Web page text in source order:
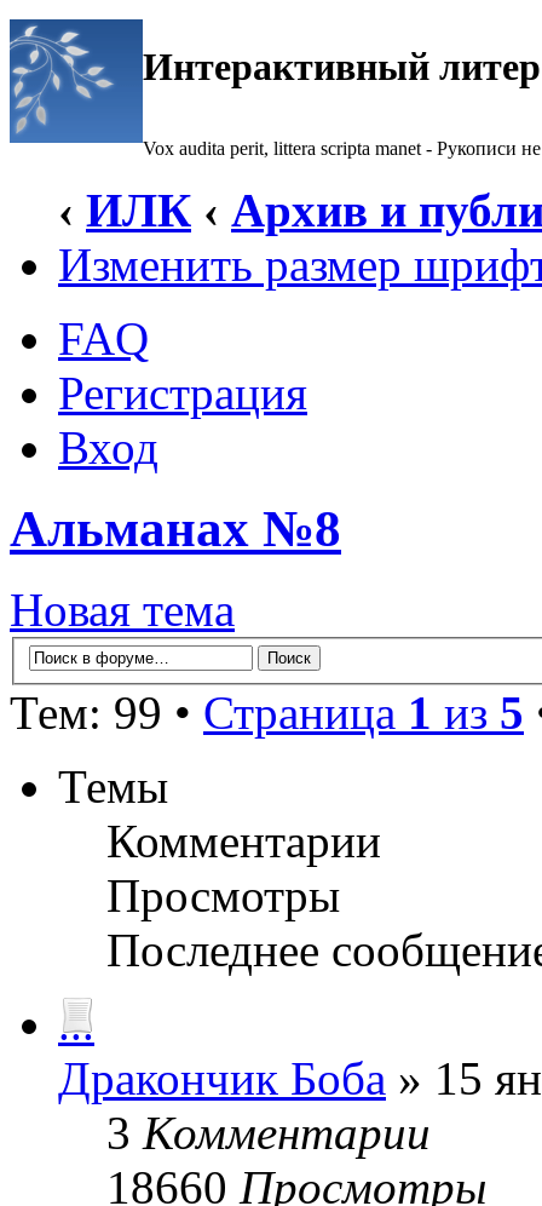
Интерактивный
Vox audita perit, littera scripta manet - Рукописи не
‹ ИЛК ‹ Архив и
Изменить размер
FAQ
Регистрация
Вход
Альманах №8
Новая тема
Тем: 99 • Страница 1 из 5
Темы
Комментарии
Просмотры
Последнее
...
Дракончик Боба » 15
3 Комментарии
18660 Просмотры